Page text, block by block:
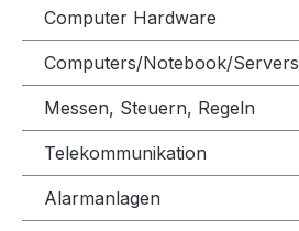
Computer Hardware
Computers/Notebook/Servers
Messen, Steuern, Regeln
Telekommunikation
Alarmanlagen